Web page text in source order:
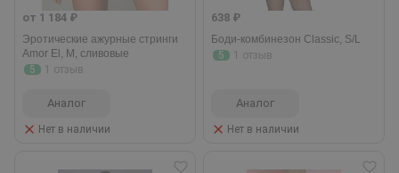
от 1 184 ₽
Эротические ажурные стринги
Amor El, M, сливовые
5
1 отзыв
Аналог
Нет в наличии
638 ₽
Боди-комбинезон Classic, S/L
5
1 отзыв
Аналог
Нет в наличии